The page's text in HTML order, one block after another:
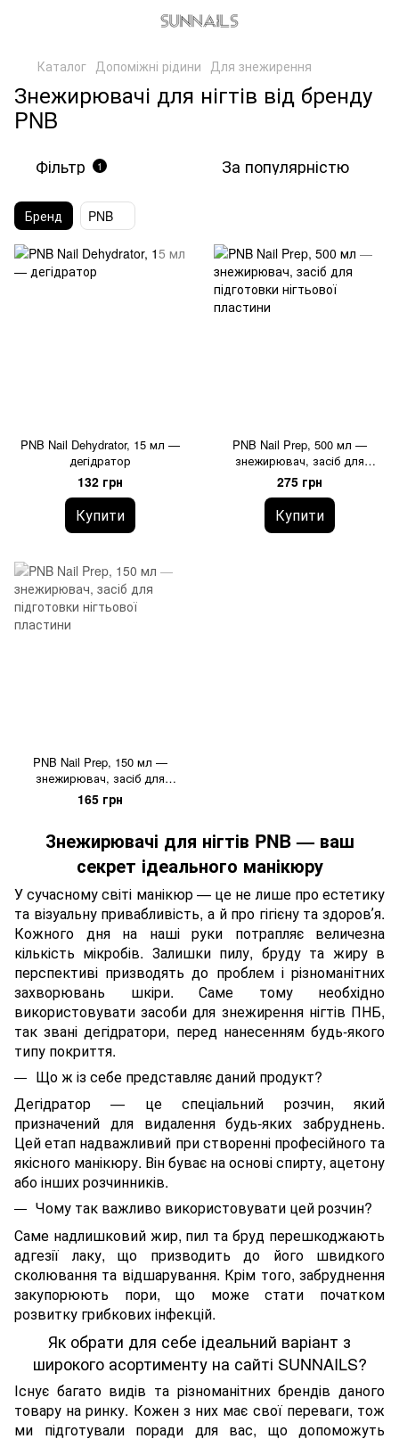
Каталог Допоміжні рідини Для знежирення
Знежирювачі для нігтів від бренду
PNB
Фільтр 1 За популярністю
Бренд PNB
PNB Nail Dehydrator, 15 мл —
дегідратор
132 грн
Купити
PNB Nail Prep, 500 мл —
знежирювач, засіб для
підготовки нігтьової пластини
275 грн
Купити
PNB Nail Prep, 150 мл —
знежирювач, засіб для
підготовки нігтьової пластини
165 грн
Знежирювачі для нігтів PNB — ваш
секрет ідеального манікюру
У сучасному світі манікюр — це не лише про естетику
та візуальну привабливість, а й про гігієну та здоровʼя.
Кожного дня на наші руки потрапляє величезна
кількість мікробів. Залишки пилу, бруду та жиру в
перспективі призводять до проблем і різноманітних
захворювань шкіри. Саме тому необхідно
використовувати засоби для знежирення нігтів ПНБ,
так звані дегідратори, перед нанесенням будь-якого
типу покриття.
Що ж із себе представляє даний продукт?
Дегідратор — це спеціальний розчин, який
призначений для видалення будь-яких забруднень.
Цей етап надважливий при створенні професійного та
якісного манікюру. Він буває на основі спирту, ацетону
або інших розчинників.
Чому так важливо використовувати цей розчин?
Саме надлишковий жир, пил та бруд перешкоджають
адгезії лаку, що призводить до його швидкого
сколювання та відшарування. Крім того, забруднення
закупорюють пори, що може стати початком
розвитку грибкових інфекцій.
Як обрати для себе ідеальний варіант з
широкого асортименту на сайті SUNNAILS?
Існує багато видів та різноманітних брендів даного
товару на ринку. Кожен з них має свої переваги, тож
ми підготували поради для вас, що допоможуть